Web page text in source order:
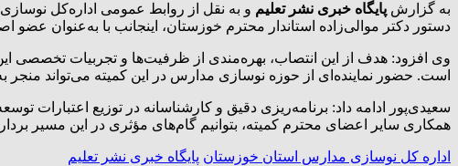
به گزارش پایگاه خبری نشر تعلیم و به نقل از روابط‌ عمومی اداره‌کل
دستور دکتر موالی‌زاده استاندار محترم خوزستان، اینجانب با به‌عنوان
وی افزود: هدف از این انتصاب، بهره‌مندی از ظرفیت‌ها و تجربیات تخصصی
است. حضور نماینده‌ای از حوزه نوسازی مدارس در این کمیته می‌تواند
سعیدی‌پور ادامه داد: برنامه‌ریزی دقیق و کارشناسانه در توزیع اعتبارات
همکاری سایر اعضای محترم کمیته، بتوانیم گام‌های مؤثری در این مسیر
اداره کل نوسازی مدارس استان خوزستان پایگاه خبری نشر تعلیم